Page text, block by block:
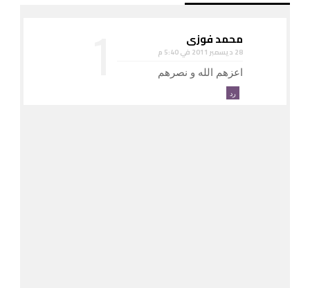
محمد فوزى
28 ديسمبر 2011 في 5:40 م
اعزهم الله و نصرهم
رد